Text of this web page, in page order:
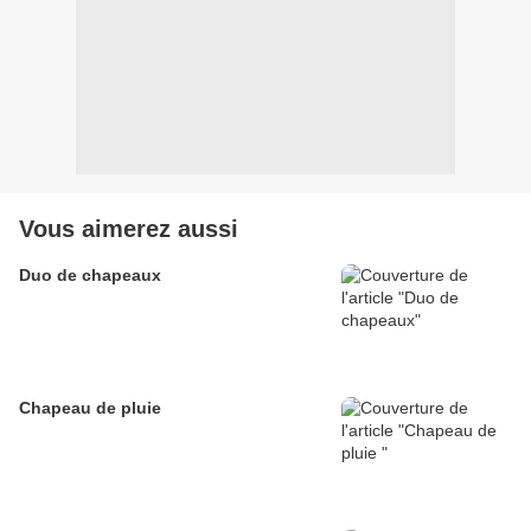
Vous aimerez aussi
Duo de chapeaux
Chapeau de pluie